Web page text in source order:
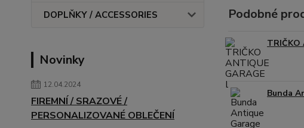
DOPLŇKY / ACCESSORIES
Novinky
12.04.2024
FIREMNÍ / SRAZOVÉ /
PERSONALIZOVANÉ OBLEČENÍ
Podobné
TRIČKO
Bunda